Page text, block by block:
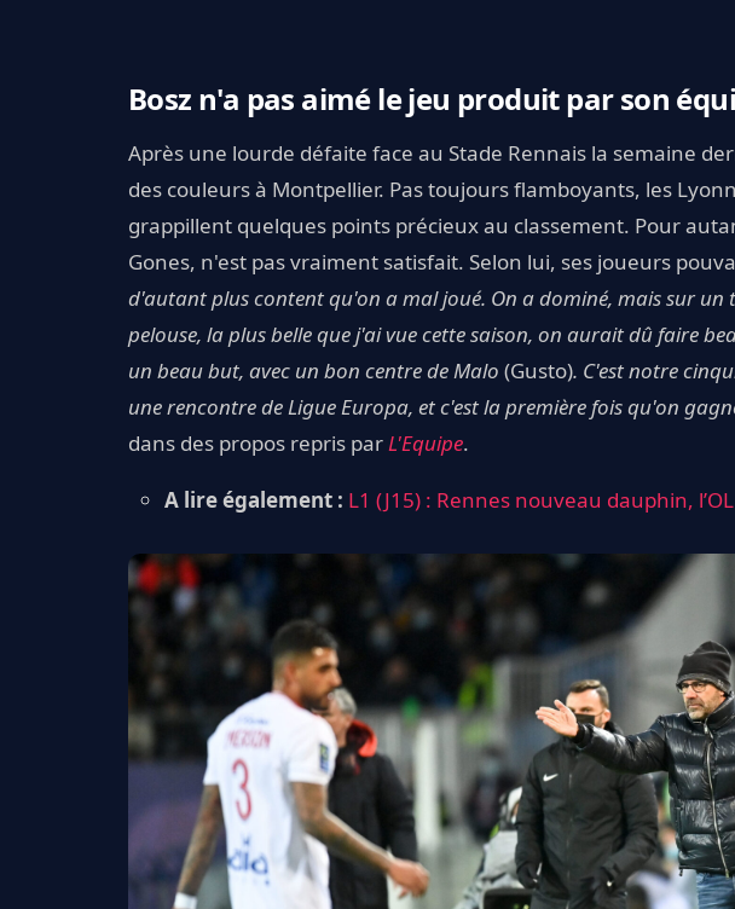
Bosz n'a pas aimé le jeu produit par son
Après une lourde défaite face au Stade Rennais la semaine
des couleurs à Montpellier. Pas toujours flamboyants, les
grappillent quelques points précieux au classement. Pour
Gones, n'est pas vraiment satisfait. Selon lui, ses joueurs
d'autant plus content qu'on a mal joué. On a dominé, mais sur un
pelouse, la plus belle que j'ai vue cette saison, on aurait dû faire
un beau but, avec un bon centre de Malo (Gusto). C'est notre
une rencontre de Ligue Europa, et c'est la première fois qu'on
dans des propos repris parL'Equipe.
A lire également : L1 (J15) : Rennes nouveau dauphin,